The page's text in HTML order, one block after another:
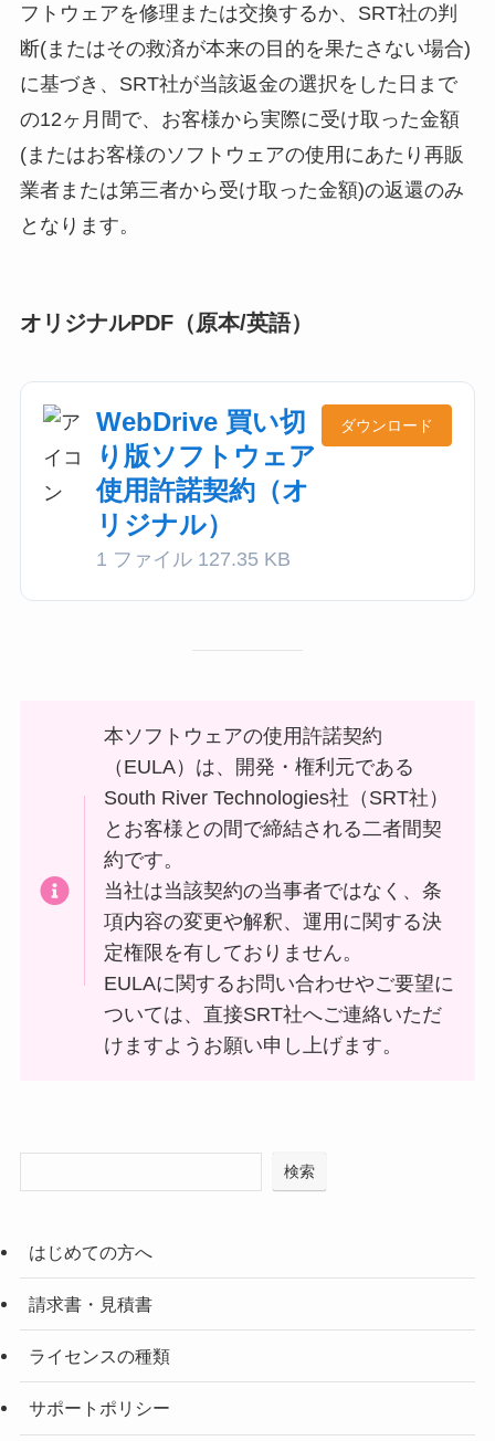
フトウェアを修理または交換するか、SRT社の判
断(またはその救済が本来の目的を果たさない場合)
に基づき、SRT社が当該返金の選択をした日まで
の12ヶ月間で、お客様から実際に受け取った金額
(またはお客様のソフトウェアの使用にあたり再販
業者または第三者から受け取った金額)の返還のみ
となります。
オリジナルPDF（原本/英語）
WebDrive 買い切
り版ソフトウェア
使用許諾契約（オ
リジナル）
1 ファイル 127.35 KB
ダウンロード
本ソフトウェアの使用許諾契約
（EULA）は、開発・権利元である
South River Technologies社（SRT社）
とお客様との間で締結される二者間契
約です。
当社は当該契約の当事者ではなく、条
項内容の変更や解釈、運用に関する決
定権限を有しておりません。
EULAに関するお問い合わせやご要望に
ついては、直接SRT社へご連絡いただ
けますようお願い申し上げます。
検索
はじめての方へ
請求書・見積書
ライセンスの種類
サポートポリシー